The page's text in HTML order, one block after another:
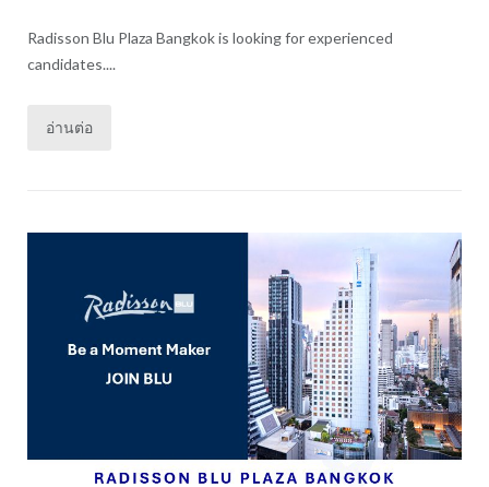
Radisson Blu Plaza Bangkok is looking for experienced
candidates....
อ่านต่อ